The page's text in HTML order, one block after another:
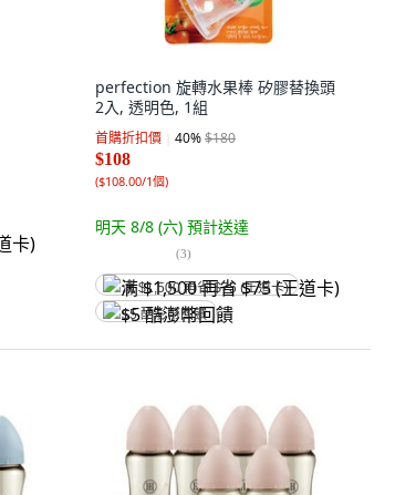
perfection 旋轉水果棒 矽膠替換頭
2入, 透明色, 1組
首購折扣價 40%$180
$108
($108.00/1個)
明天 8/8 (六) 預計送達
(3)
满 $1,500 再省 $75 (王道卡)
$5 酷澎幣回饋